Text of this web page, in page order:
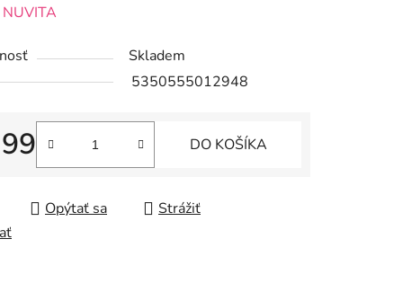
NUVITA
Skladem
5350555012948
cena:
DO KOŠÍKA
Opýtať sa
Strážiť